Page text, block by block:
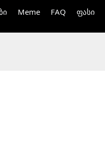
Meme FAQ ფასი